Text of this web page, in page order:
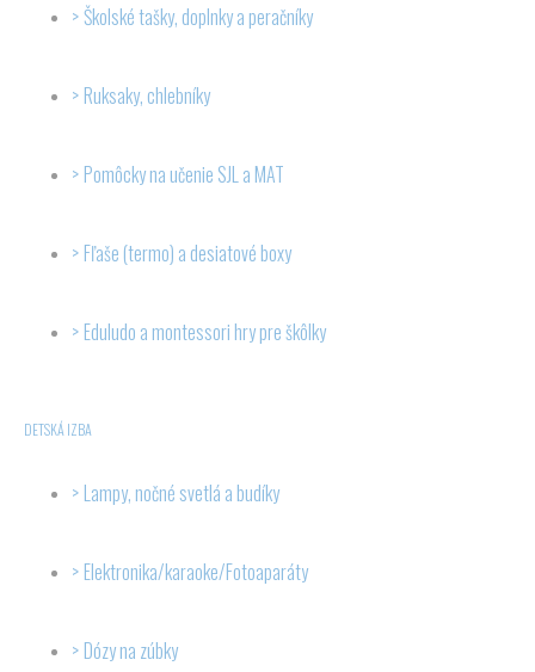
Školské tašky, doplnky a peračníky
Ruksaky, chlebníky
Pomôcky na učenie SJL a MAT
Fľaše (termo) a desiatové boxy
Eduludo a montessori hry pre škôlky
DETSKÁ IZBA
Lampy, nočné svetlá a budíky
Elektronika/karaoke/Fotoaparáty
Dózy na zúbky